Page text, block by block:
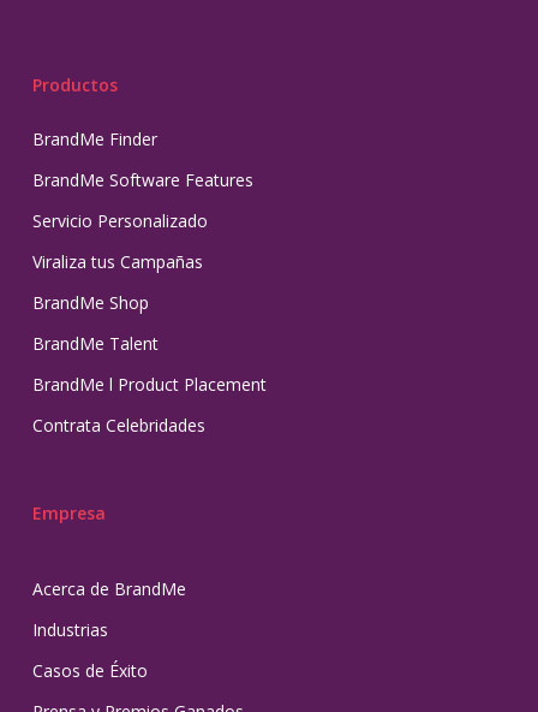
Productos
BrandMe Finder
BrandMe Software Features
Servicio Personalizado
Viraliza tus Campañas
BrandMe Shop
BrandMe Talent
BrandMe l Product Placement
Contrata Celebridades
Empresa
Acerca de BrandMe
Industrias
Casos de Éxito